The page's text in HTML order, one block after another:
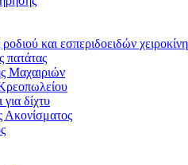
και εσπεριδοειδών
πατάτας
Μαχαιριών
δίχτυ
Ακονίσματος